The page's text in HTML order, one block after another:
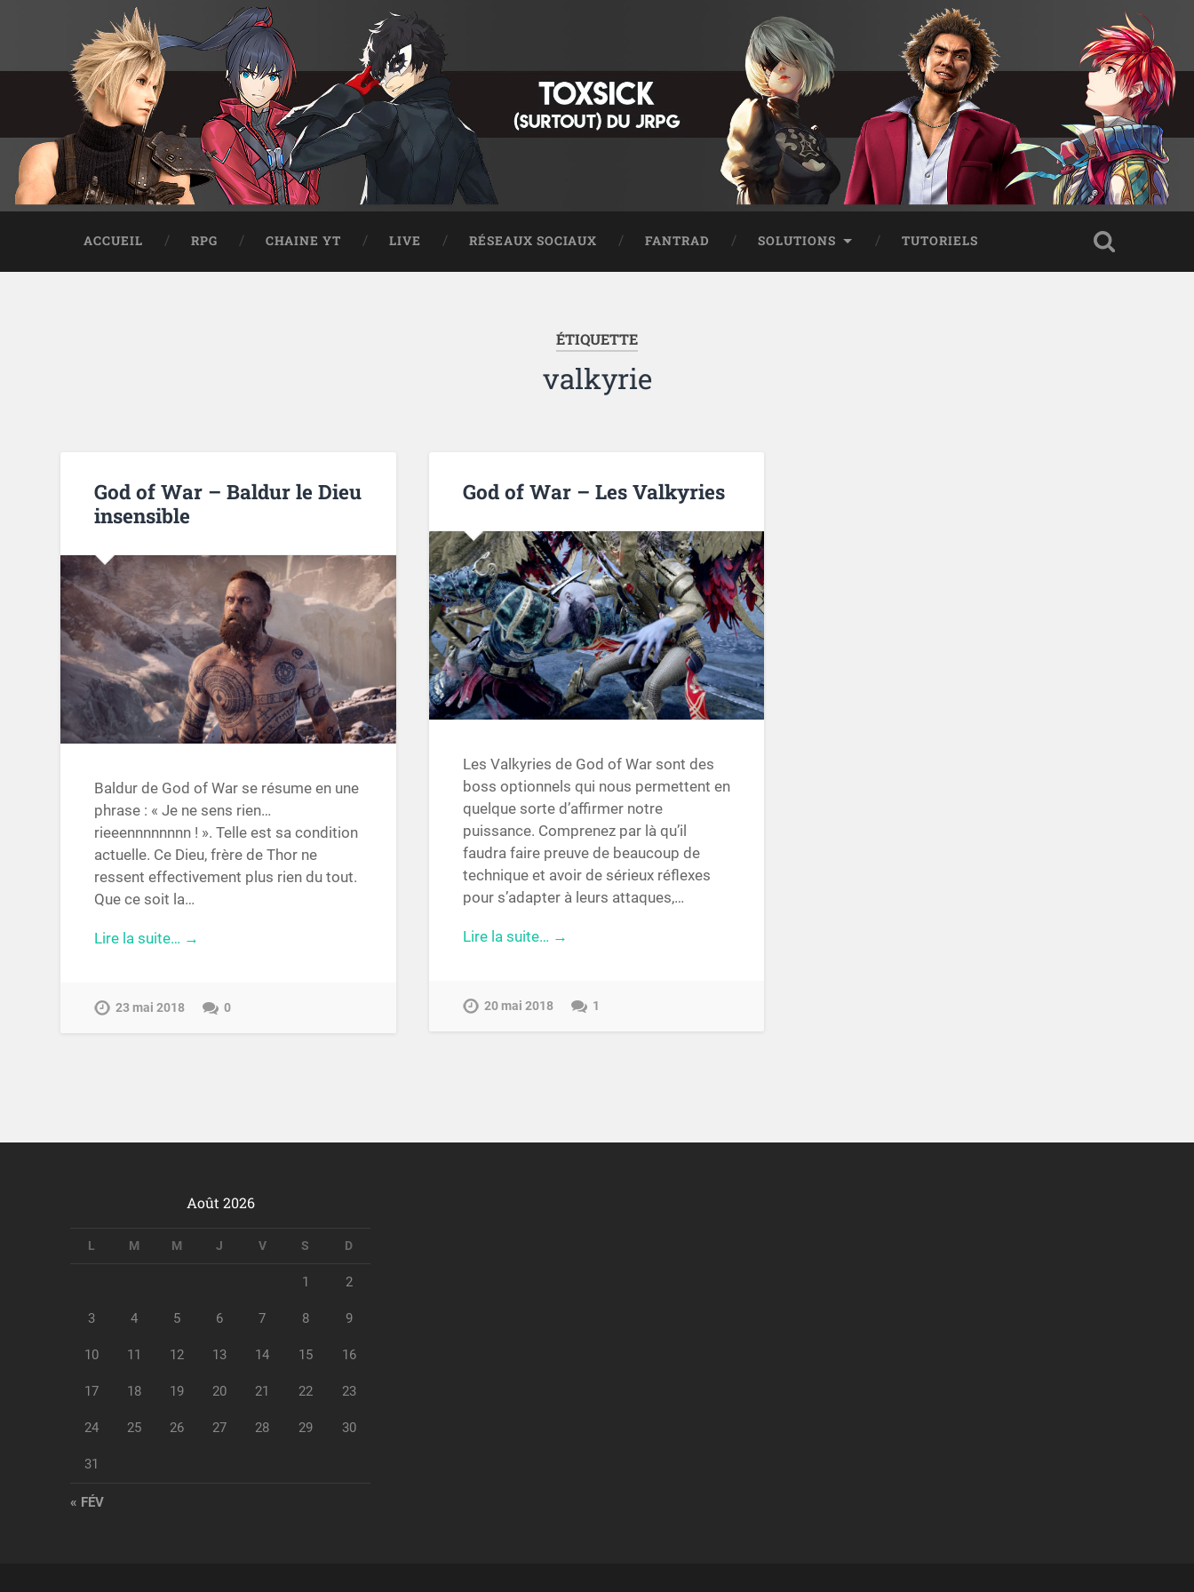
ACCUEIL RPG CHAINE YT LIVE RÉSEAUX SOCIAUX FANTRAD SOLUTIONS TUTORIELS
ÉTIQUETTE
valkyrie
God of War – Baldur le Dieu
insensible
Baldur de God of War se résume en une
phrase : « Je ne sens rien…
rieeennnnnnnn ! ». Telle est sa condition
actuelle. Ce Dieu, frère de Thor ne
ressent effectivement plus rien du tout.
Que ce soit la…
Lire la suite… →
23 mai 2018 0
God of War – Les Valkyries
Les Valkyries de God of War sont des
boss optionnels qui nous permettent en
quelque sorte d’affirmer notre
puissance. Comprenez par là qu’il
faudra faire preuve de beaucoup de
technique et avoir de sérieux réflexes
pour s’adapter à leurs attaques,…
Lire la suite… →
20 mai 2018 1
Août 2026
L M M J V S D
1 2
3 4 5 6 7 8 9
10 11 12 13 14 15 16
17 18 19 20 21 22 23
24 25 26 27 28 29 30
31
« FÉV